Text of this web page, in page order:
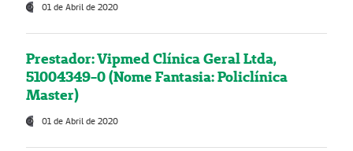
01 de Abril de 2020
Prestador: Vipmed Clínica Geral Ltda,
51004349-0 (Nome Fantasia: Policlínica
Master)
01 de Abril de 2020